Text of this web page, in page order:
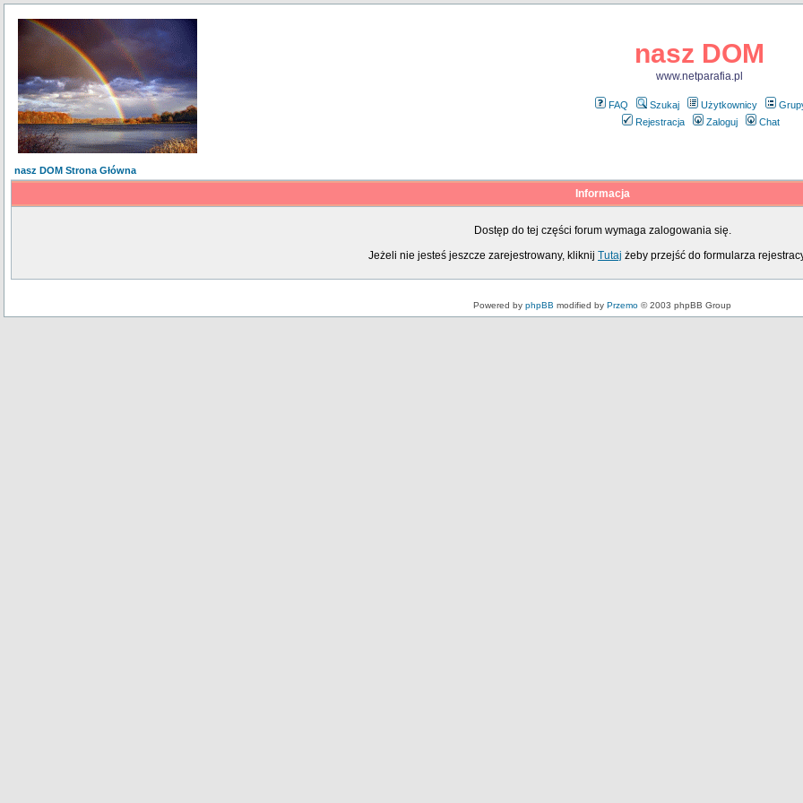
nasz DOM
www.netparafia.pl
FAQ Szukaj Użytkownicy
Rejestracja
Zaloguj Chat
nasz DOM Strona Główna
Informacja
Dostęp do tej części forum wymaga zalogowania się.
Jeżeli nie jesteś jeszcze zarejestrowany, kliknij Tutaj żeby przejść do formularza
Powered by phpBB modified by Przemo © 2003 phpBB Group